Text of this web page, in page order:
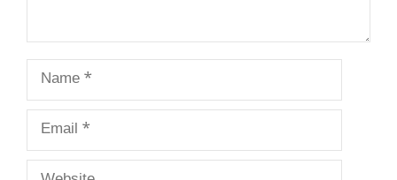
Name
Email
Website